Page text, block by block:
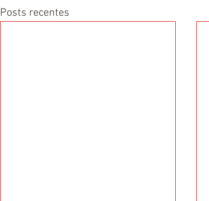
Posts recentes